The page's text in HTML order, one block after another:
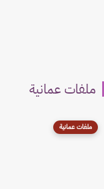
ملفات عمانية
ملفات عمانية